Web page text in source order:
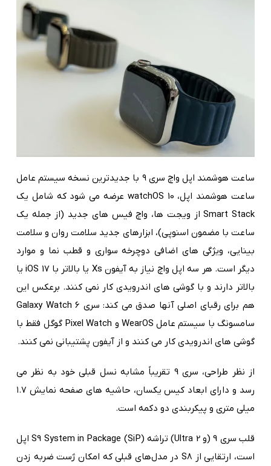
ساعت هوشمند اپل واچ سری ۹ با جدیدترین نسخه سیستم عامل
ساعت هوشمند اپل، watchOS 10 عرضه می شود که شامل یک
Smart Stack از ویجت ها، واچ فیس های جدید (از جمله یک
ساعت با مضمون اسنوپی)، ابزارهای جدید سلامت روان و سلامت
بینایی، ویژگی های اضافی دوچرخه سواری و قطب نما و موارد
دیگر است. هر سه اپل واچ نیاز به آیفون Xs یا بالاتر با iOS 17 یا
بالاتر دارند و با گوشی های اندرویدی کار نمی کنند. برعکس این
هم برای رقبای اصلی آنها صدق می کند: سری Galaxy Watch 6
سامسونگ با سیستم عامل WearOS و Pixel Watch گوگل فقط با
گوشی های اندرویدی کار می کنند و از آیفون پشتیبانی نمی کنند.
از نظر طراحی، سری 9 تقریباً مشابه نسل قبلی خود به نظر می
رسد و دارای ابعاد کیس یکسان، حاشیه های صفحه نمایش ۱.۷
میلی متری و پیکربندی دو دکمه است.
قلب سری 9 (و Ultra 2) تراشه S9 System in Package (SiP) اپل
است، ارتقایی از S8 در مدل‌های قبلی که امکان ژست ضربه زدن